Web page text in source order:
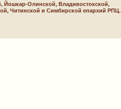
Йошкар-Олинской, Владивостокской,
Читинской и Симбирской епархий РПЦ.